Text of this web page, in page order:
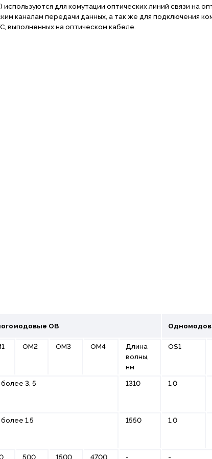
для комутации оптических линий связи на
каналам передачи данных, а так же для подключения
выполненных на оптическом кабеле.
ОВ
ОМ2 ОМ3 ОМ4
Длина
волны,
нм
ОS1
3, 5 1310 1,0
1.5 1550 1,0
500 1500 4700 - -